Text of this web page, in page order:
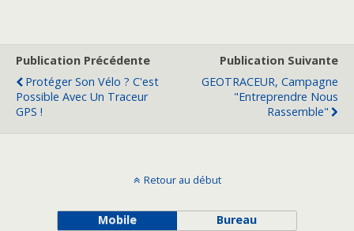
Publication Précédente
Protéger Son Vélo ? C'est
Possible Avec Un Traceur
GPS !
Publication Suivante
GEOTRACEUR, Campagne
"Entreprendre Nous
Rassemble"
Retour au début
Mobile Bureau